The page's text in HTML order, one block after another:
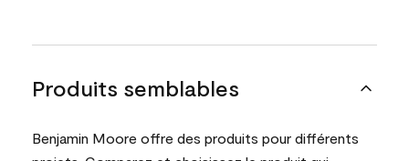
Produits semblables
Benjamin Moore offre des produits pour différents